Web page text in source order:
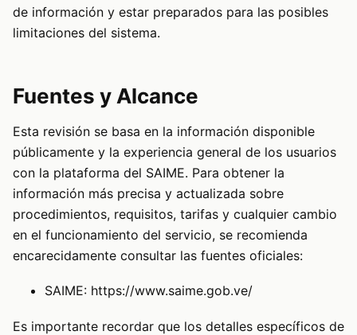
de información y estar preparados para las posibles
limitaciones del sistema.
Fuentes y Alcance
Esta revisión se basa en la información disponible
públicamente y la experiencia general de los usuarios
con la plataforma del SAIME. Para obtener la
información más precisa y actualizada sobre
procedimientos, requisitos, tarifas y cualquier cambio
en el funcionamiento del servicio, se recomienda
encarecidamente consultar las fuentes oficiales:
SAIME: https://www.saime.gob.ve/
Es importante recordar que los detalles específicos de